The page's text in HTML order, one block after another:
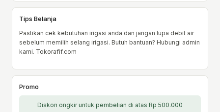
Tips Belanja
Pastikan cek kebutuhan irigasi anda dan jangan lupa debit air
sebelum memilih selang irigasi. Butuh bantuan? Hubungi admin
kami. Tokorafif.com
Promo
Diskon ongkir untuk pembelian di atas Rp 500.000